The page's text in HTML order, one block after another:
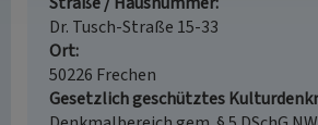
Dr. Tusch-Straße 15-33
Ort
50226 Frechen
Gesetzlich geschütztes